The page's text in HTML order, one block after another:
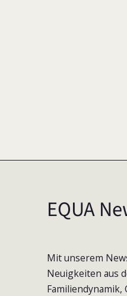
EQUA
Mit unserem
Neuigkeiten aus